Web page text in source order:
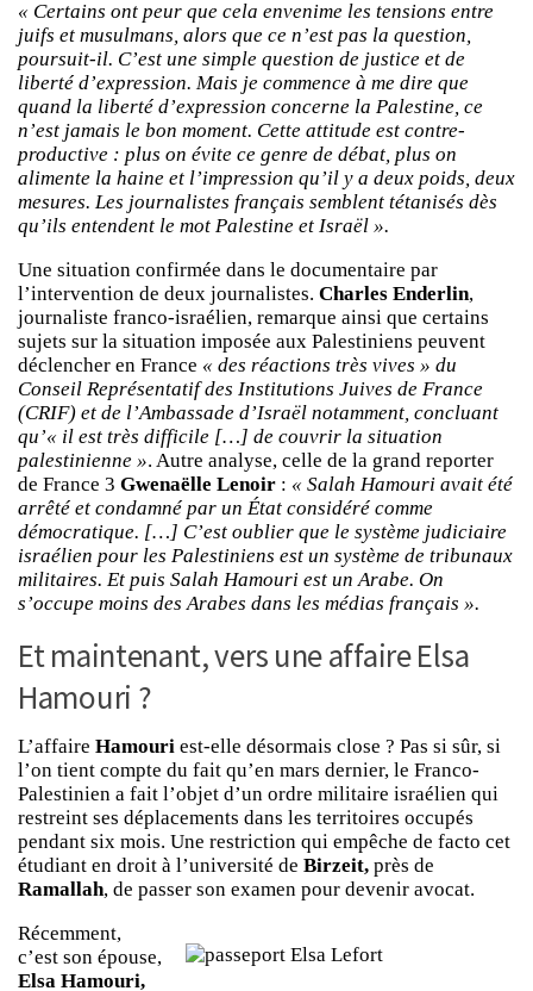
« Certains ont peur que cela envenime les tensions entre
juifs et musulmans, alors que ce n’est pas la question,
poursuit-il. C’est une simple question de justice et de
liberté d’expression. Mais je commence à me dire que
quand la liberté d’expression concerne la Palestine, ce
n’est jamais le bon moment. Cette attitude est contre-
productive : plus on évite ce genre de débat, plus on
alimente la haine et l’impression qu’il y a deux poids, deux
mesures. Les journalistes français semblent tétanisés dès
qu’ils entendent le mot Palestine et Israël ».
Une situation confirmée dans le documentaire par
l’intervention de deux journalistes. Charles Enderlin,
journaliste franco-israélien, remarque ainsi que certains
sujets sur la situation imposée aux Palestiniens peuvent
déclencher en France « des réactions très vives » du
Conseil Représentatif des Institutions Juives de France
(CRIF) et de l’Ambassade d’Israël notamment, concluant
qu’« il est très difficile […] de couvrir la situation
palestinienne ». Autre analyse, celle de la grand reporter
de France 3 Gwenaëlle Lenoir : « Salah Hamouri avait été
arrêté et condamné par un État considéré comme
démocratique. […] C’est oublier que le système judiciaire
israélien pour les Palestiniens est un système de tribunaux
militaires. Et puis Salah Hamouri est un Arabe. On
s’occupe moins des Arabes dans les médias français ».
Et maintenant, vers une affaire Elsa
Hamouri ?
L’affaire Hamouri est-elle désormais close ? Pas si sûr, si
l’on tient compte du fait qu’en mars dernier, le Franco-
Palestinien a fait l’objet d’un ordre militaire israélien qui
restreint ses déplacements dans les territoires occupés
pendant six mois. Une restriction qui empêche de facto cet
étudiant en droit à l’université de Birzeit, près de
Ramallah, de passer son examen pour devenir avocat.
Récemment,
c’est son épouse,
Elsa Hamouri,